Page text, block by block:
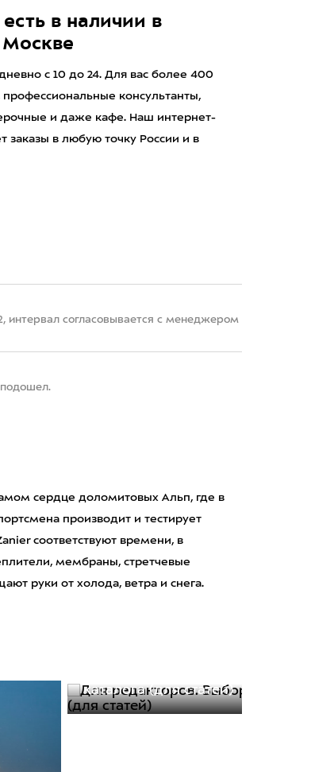
в наличии в
Москве
с 10 до 24. Для вас более 400
консультанты,
и даже кафе. Наш интернет-
заказы в любую точку России и в
интервал согласовывается с менеджером
подошел.
сердце доломитовых Альп, где в
производит и тестирует
соответствуют времени, в
мембраны, стретчевые
руки от холода, ветра и снега.
каталога (для статей)